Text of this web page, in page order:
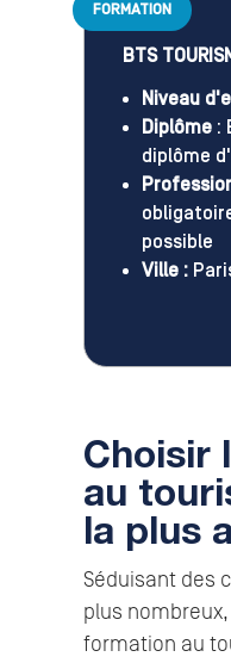
BTS
Niveau
Diplôme :
diplôme
possible
Ville :
FORMATION
Choisir
au
la plus
Séduisant des
plus
formation au